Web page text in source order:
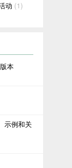
动 (1)
本
示例和关